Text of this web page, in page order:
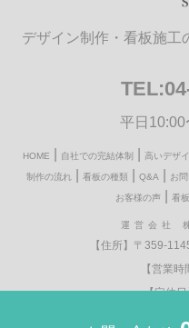
デザイン制作・看板施工
平日10:00
HOME 自社での完結体制 高いデザ
制作の流れ 看板の種類 Q&A お
お客様の声 看
運営会社
【住所】〒359-
【営業
【定休